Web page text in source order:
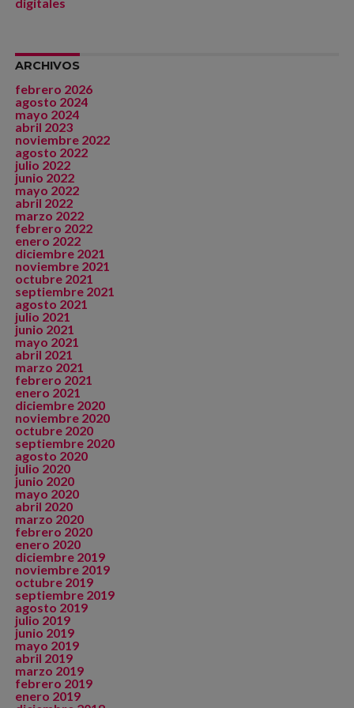
ARCHIVOS
febrero 2026
agosto 2024
mayo 2024
abril 2023
noviembre 2022
agosto 2022
julio 2022
junio 2022
mayo 2022
abril 2022
marzo 2022
febrero 2022
enero 2022
diciembre 2021
noviembre 2021
octubre 2021
septiembre 2021
agosto 2021
julio 2021
junio 2021
mayo 2021
abril 2021
marzo 2021
febrero 2021
enero 2021
diciembre 2020
noviembre 2020
octubre 2020
septiembre 2020
agosto 2020
julio 2020
junio 2020
mayo 2020
abril 2020
marzo 2020
febrero 2020
enero 2020
diciembre 2019
noviembre 2019
octubre 2019
septiembre 2019
agosto 2019
julio 2019
junio 2019
mayo 2019
abril 2019
marzo 2019
febrero 2019
enero 2019